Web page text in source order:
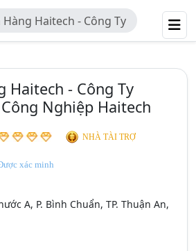
Hàng Haitech - Công Ty
Công Nghiệp Haitech
Haitech - Công Ty
Nghiệp Haitech
NHÀ TÀI TRỢ
xác minh
A, P. Bình Chuẩn, TP. Thuận An,